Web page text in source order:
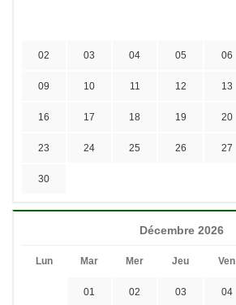
02 03 04 05 06
09 10 11 12 13
16 17 18 19 20
23 24 25 26 27
30
Décembre 2026
Lun Mar Mer Jeu Ven
01 02 03 04